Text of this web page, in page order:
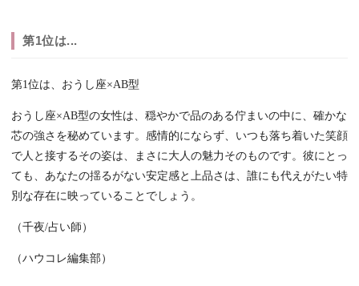
第1位は...
第1位は、おうし座×AB型
おうし座×AB型の女性は、穏やかで品のある佇まいの中に、確かな
芯の強さを秘めています。感情的にならず、いつも落ち着いた笑顔
で人と接するその姿は、まさに大人の魅力そのものです。彼にとっ
ても、あなたの揺るがない安定感と上品さは、誰にも代えがたい特
別な存在に映っていることでしょう。
（千夜/占い師）
（ハウコレ編集部）